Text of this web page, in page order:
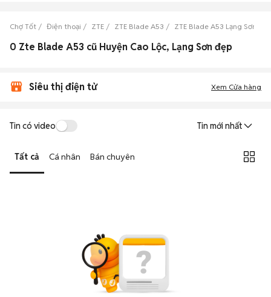
Chợ Tốt Điện thoại ZTE ZTE Blade A53 ZTE Blade A53 Lạng Sơn
0 Zte Blade A53 cũ Huyện Cao Lộc, Lạng Sơn đẹp
Siêu thị điện tử Xem Cửa hàng
Tin có video Tin mới nhất
Tất cả Cá nhân Bán chuyên